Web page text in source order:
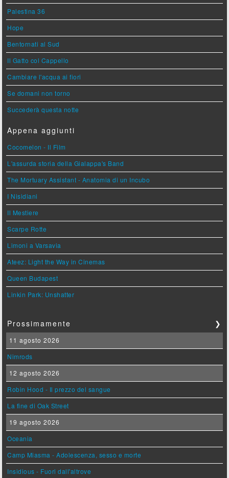
Palestina 36
Hope
Bentornati al Sud
Il Gatto col Cappello
Cambiare l'acqua ai fiori
Se domani non torno
Succederà questa notte
Appena aggiunti
Cocomelon - Il Film
L'assurda storia della Gialappa's Band
The Mortuary Assistant - Anatomia di un Incubo
I Nisidiani
Il Mestiere
Scarpe Rotte
Limoni a Varsavia
Ateez: Light the Way in Cinemas
Queen Budapest
Linkin Park: Unshatter
Prossimamente ❯
11 agosto 2026
Nimrods
12 agosto 2026
Robin Hood - Il prezzo del sangue
La fine di Oak Street
19 agosto 2026
Oceania
Camp Miasma - Adolescenza, sesso e morte
Insidious - Fuori dall'altrove